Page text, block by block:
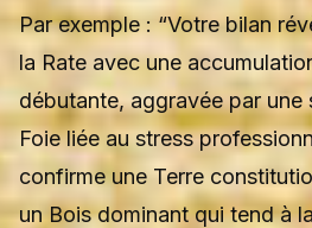
Par exemple : “Votre bilan
la Rate avec une
débutante, aggravée par
Foie liée au stress
confirme une Terre
un Bois dominant qui tend à